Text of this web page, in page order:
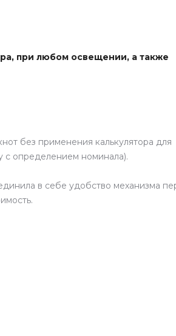
при любом освещении, а также
без применения калькулятора для
с определением номинала).
в себе удобство механизма